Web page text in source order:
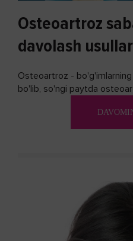
Osteoartroz
davolash
Osteoartroz -
bo'lib, so'ngi paytda